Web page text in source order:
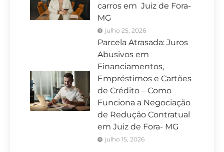
carros em Juiz de Fora-
MG
julho 25, 2026
Parcela Atrasada: Juros
Abusivos em
Financiamentos,
Empréstimos e Cartões
de Crédito – Como
Funciona a Negociação
de Redução Contratual
em Juiz de Fora- MG
julho 15, 2026